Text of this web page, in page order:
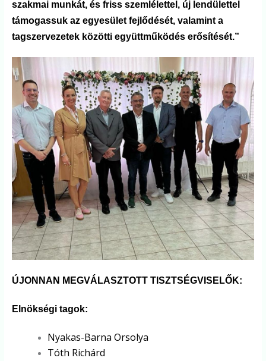
szakmai munkát, és friss szemlélettel, új lendülettel
támogassuk az egyesület fejlődését, valamint a
tagszervezetek közötti együttműködés erősítését.”
ÚJONNAN MEGVÁLASZTOTT TISZTSÉGVISELŐK:
Elnökségi tagok:
Nyakas-Barna Orsolya
Tóth Richárd